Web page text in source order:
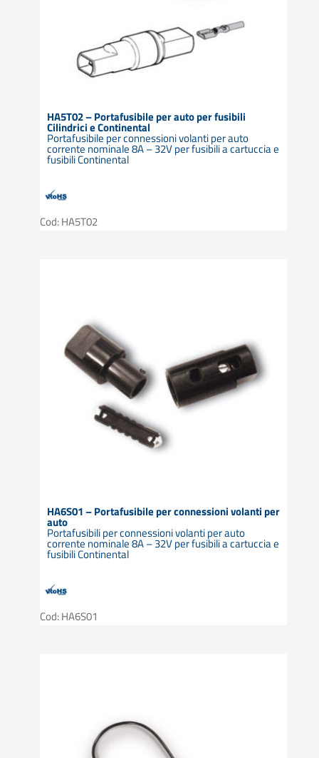
HA5T02 – Portafusibile per auto per fusibili
Cilindrici e Continental
Portafusibile per connessioni volanti per auto
corrente nominale 8A – 32V per fusibili a cartuccia e
fusibili Continental
Cod: HA5T02
HA6S01 – Portafusibile per connessioni volanti per
auto
Portafusibili per connessioni volanti per auto
corrente nominale 8A – 32V per fusibili a cartuccia e
fusibili Continental
Cod: HA6S01